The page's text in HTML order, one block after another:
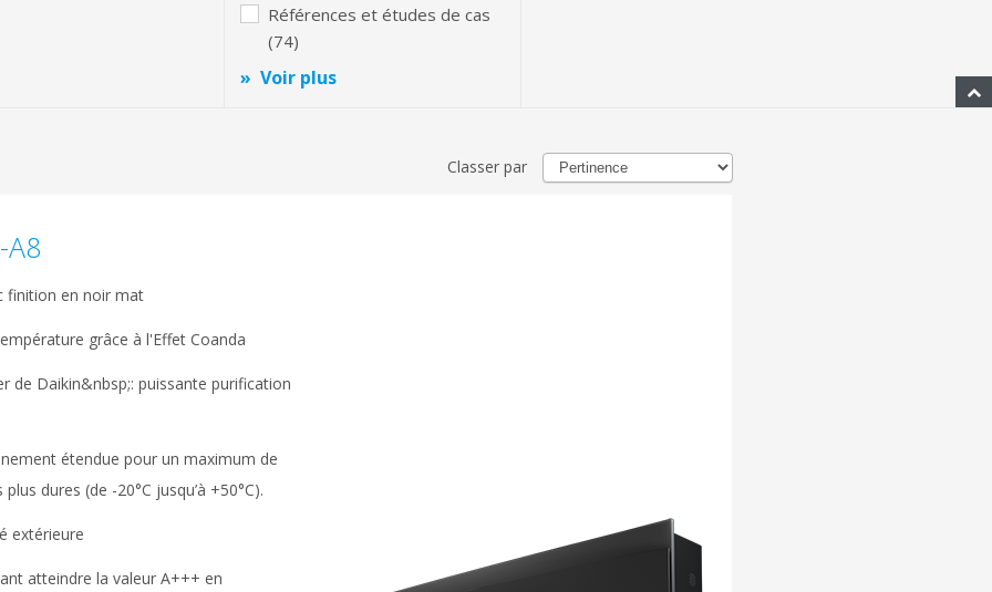
Références et études de cas
(74)
Voir plus
Classer par
A8
finition en noir mat
grâce à l'Effet Coanda
de Daikin&nbsp;: puissante purification
étendue pour un maximum de
dures (de -20°C jusqu’à +50°C).
extérieure
atteindre la valeur A+++ en